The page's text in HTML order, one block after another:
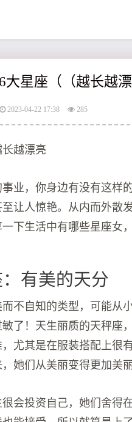
星座（（越长越漂
2023-04-22 17:38 285
越漂亮
业，你身边有没有这样
让人惊艳。从内而外散
下生活中有哪些星座女
有美的天分
不自知的类型，可能从
了！天生丽质的天秤座
尤其是在服装搭配上很
她们从美丽变得更加美丽
会投资自己，她们舍得